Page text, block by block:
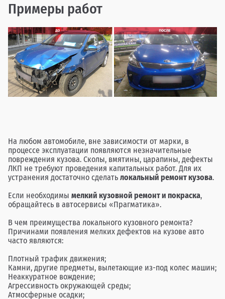
Примеры работ
На любом автомобиле, вне зависимости от марки, в
процессе эксплуатации появляются незначительные
повреждения кузова. Сколы, вмятины, царапины, дефекты
ЛКП не требуют проведения капитальных работ. Для их
устранения достаточно сделать локальный ремонт кузова.
Если необходимы мелкий кузовной ремонт и покраска,
обращайтесь в автосервисы «Прагматика».
В чем преимущества локального кузовного ремонта?
Причинами появления мелких дефектов на кузове авто
часто являются:
Плотный трафик движения;
Камни, другие предметы, вылетающие из-под колес машин;
Неаккуратное вождение;
Агрессивность окружающей среды;
Атмосферные осадки;